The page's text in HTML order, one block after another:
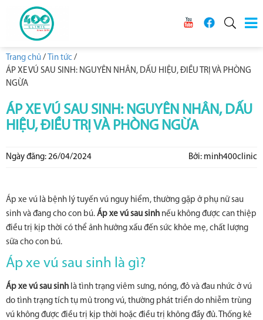
Trang chủ / Tin tức /
ÁP XE VÚ SAU SINH: NGUYÊN NHÂN, DẤU HIỆU, ĐIỀU TRỊ VÀ PHÒNG
NGỪA
ÁP XE VÚ SAU SINH: NGUYÊN NHÂN, DẤU
HIỆU, ĐIỀU TRỊ VÀ PHÒNG NGỪA
Ngày đăng: 26/04/2024 Bởi: minh400clinic
Áp xe vú là bệnh lý tuyến vú nguy hiểm, thường gặp ở phụ nữ sau
sinh và đang cho con bú. Áp xe vú sau sinh nếu không được can thiệp
điều trị kịp thời có thể ảnh hưởng xấu đến sức khỏe mẹ, chất lượng
sữa cho con bú.
Áp xe vú sau sinh là gì?
Áp xe vú sau sinh là tình trạng viêm sưng, nóng, đỏ và đau nhức ở vú
do tình trạng tích tụ mủ trong vú, thường phát triển do nhiễm trùng
vú không được điều trị kịp thời hoặc điều trị không đầy đủ. Thống kê